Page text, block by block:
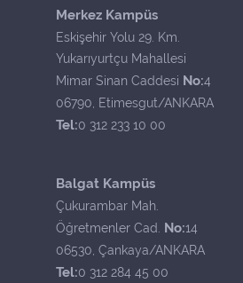
Merkez Kampüs
Eskişehir Yolu 29. Km.
Yukarıyurtçu Mahallesi
Mimar Sinan Caddesi No:4
06790, Etimesgut/ANKARA
Tel:0 312 233 10 00
Balgat Kampüs
Çukurambar Mah.
Öğretmenler Cad. No:14
06530, Çankaya/ANKARA
Tel:0 312 284 45 00